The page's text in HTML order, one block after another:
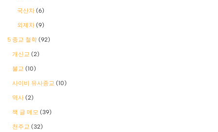
국산차 (6)
외제차 (9)
5 종교 철학 (92)
개신교 (2)
불교 (10)
사이비 유사종교 (10)
역사 (2)
책 글 메모 (39)
천주교 (32)